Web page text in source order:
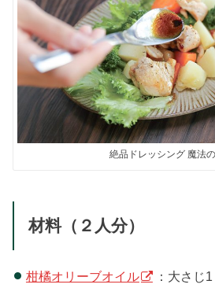
絶品ドレッシング 魔法
材料（２人分）
柑橘オリーブオイル ：大さじ1